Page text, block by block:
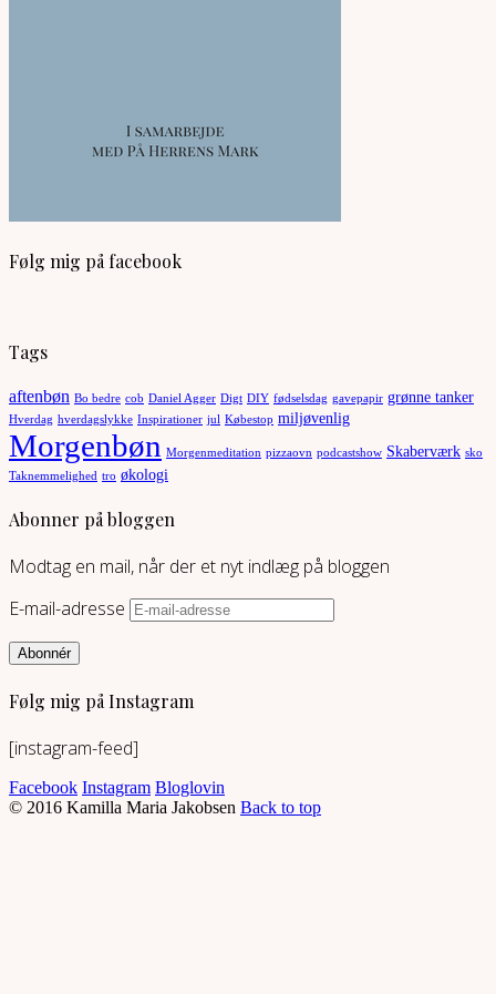
Følg mig på facebook
Tags
aftenbøn Bo bedre cob Daniel Agger Digt DIY fødselsdag gavepapir grønne tanker
Hverdag hverdagslykke Inspirationer jul Købestop miljøvenlig
Morgenbøn Morgenmeditation pizzaovn podcastshow Skaberværk sko
Taknemmelighed tro økologi
Abonner på bloggen
Modtag en mail, når der et nyt indlæg på bloggen
E-mail-adresse
Abonnér
Følg mig på Instagram
[instagram-feed]
Facebook Instagram Bloglovin
© 2016 Kamilla Maria Jakobsen Back to top